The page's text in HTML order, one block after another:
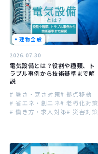
建物全般
2026.07.30
電気設備とは？役割や種類、ト
ラブル事例から技術基準まで解
説
# 暑さ・寒さ対策# 拠点移動
# 省エネ・創エネ# 老朽化対策
# 働き方・求人対策# 災害対策